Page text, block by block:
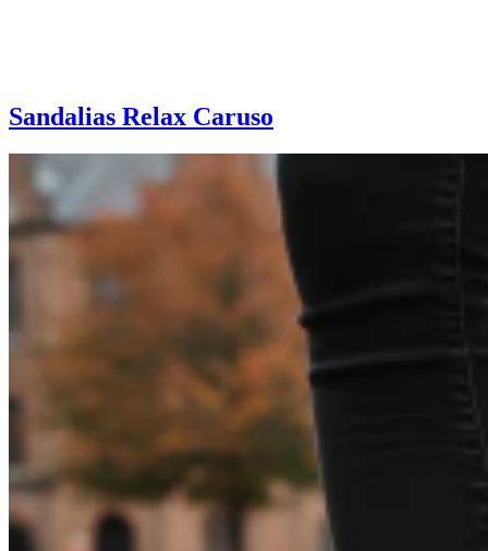
Sandalias Relax Caruso